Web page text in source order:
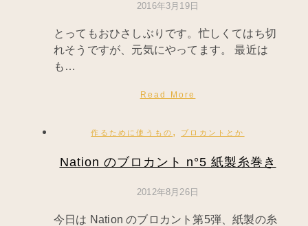
2016年3月19日
とってもおひさしぶりです。忙しくてはち切
れそうですが、元気にやってます。 最近は
も…
Read More
作るために使うもの , ブロカントとか
Nation のブロカント n°5 紙製糸巻き
2012年8月26日
今日は Nation のブロカント第5弾、紙製の糸